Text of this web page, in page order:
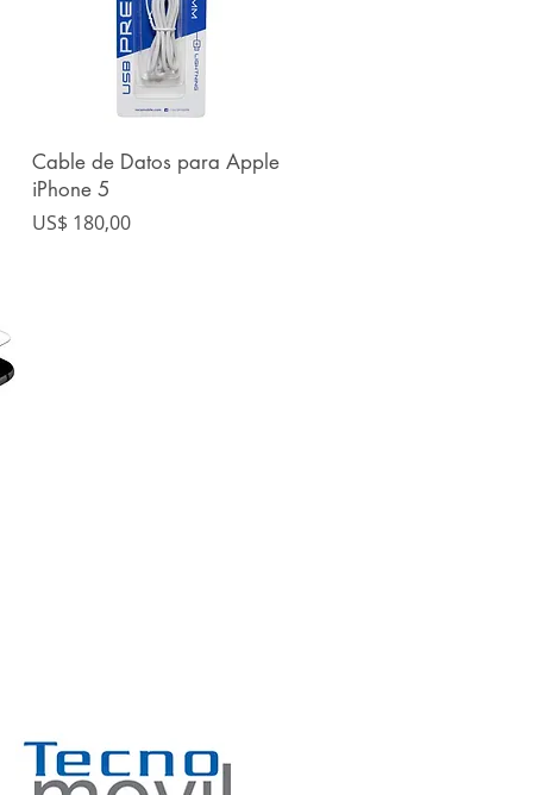
Vista rápida
Cable de Datos para Apple
iPhone 5
Precio
US$ 180,00